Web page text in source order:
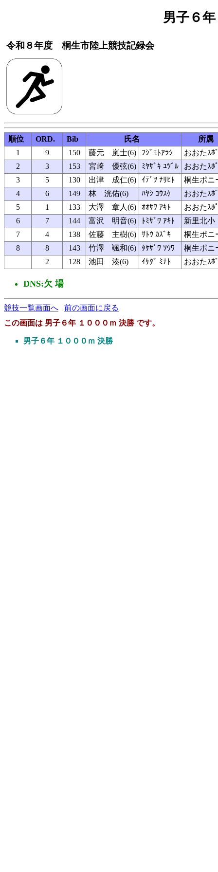
男子６
令和８年度 桐生市陸上競技記録会
順位 ORD. Bib 氏名
所属
1
9 150 藤元 嵐士(6) ﾌｼﾞﾓﾄｱﾗｼ
おおたｽﾎ
2
3 153 宮﨑 優弦(6) ﾐﾔｻﾞｷ ﾕﾂﾞﾙ
おおたｽﾎ
3
5 130 出津 成仁(6) ｲﾃﾞﾂ ﾅﾘﾋﾄ
桐生ポニ
4
6 149 林 洸佑(6) ﾊﾔｼ ｺｳｽｹ
おおたｽﾎ
5
1 133 大澤 章人(6) ｵｵｻﾜ ｱｷﾄ
おおたｽﾎ
6
7 144 富沢 明音(6) ﾄﾐｻﾞﾜ ｱｷﾄ
新里北小
7
4 138 佐藤 主樹(6) ｻﾄｳ ｶｽﾞｷ
桐生ポニ
8
8 143 竹澤 颯和(6) ﾀｹｻﾞﾜ ｿｳﾜ
桐生ポニ
2
128 池田 湊(6) ｲｹﾀﾞ ﾐﾅﾄ おおたｽﾎ
DNS:欠 場
競技一覧画面へ
前の画面に戻る
この画面は 男子６年 １０００ｍ 決勝 です。
男子６年 １０００ｍ 決勝